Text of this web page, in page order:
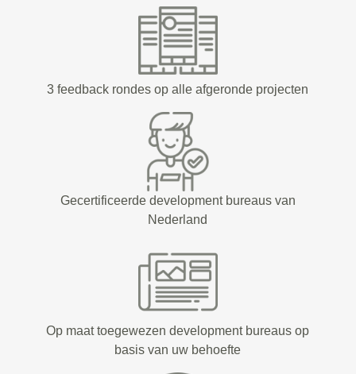
3 feedback rondes op alle afgeronde projecten
Gecertificeerde development bureaus van
Nederland
Op maat toegewezen development bureaus op
basis van uw behoefte